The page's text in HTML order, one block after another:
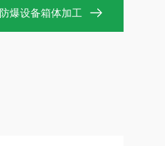
爆设备箱体加工